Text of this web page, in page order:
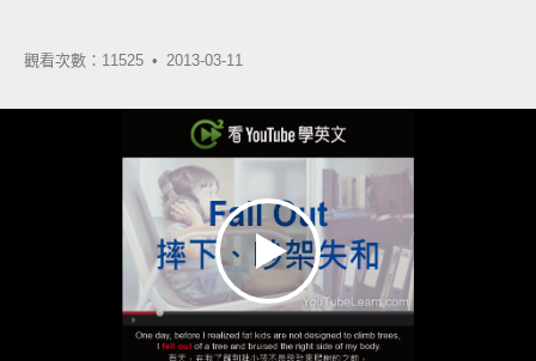
觀看次數：11525 • 2013-03-11